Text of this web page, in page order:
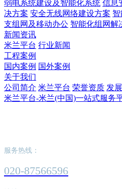
弱电系统建设及智能化系统 信息
决方案 安全无线网络建设方案
支组网及移动办公 智能化组网解
新闻资讯
米兰平台 行业新闻
工程案例
国内案例 国外案例
关于我们
公司简介 米兰平台 荣誉资质 发
米兰平台-米兰(中国)一站式服务
服务热线：
020-87566596